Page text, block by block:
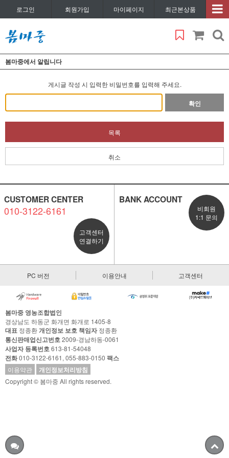
로그인 회원가입 마이페이지 최근본상품
봄마중에서 알립니다
게시글 작성 시 입력한 비밀번호를 입력해 주세요.
확인
목록
취소
CUSTOMER CENTER
010-3122-6161
고객센터
연결하기
BANK ACCOUNT
비회원
1:1 문의
PC 버전 이용안내 고객센터
봄마중 영농조합법인
경상남도 하동군 화개면 화개로 1405-8
대표 정종환개인정보 보호 책임자정종환
통신판매업신고번호2009-경남하동-0061
사업자 등록번호613-81-54048
전화010-3122-6161, 055-883-0150 팩스
이용약관 개인정보처리방침
Copyright © 봄마중 All rights reserved.